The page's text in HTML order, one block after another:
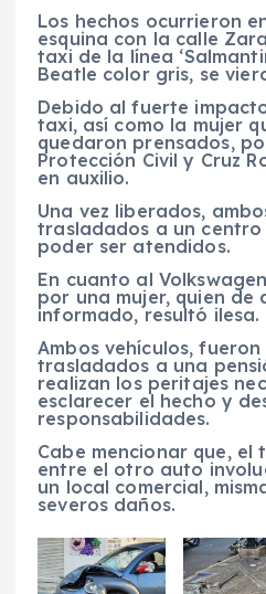
Los hechos ocurrieron
esquina con la calle
taxi de la línea
Beatle color gris, se
Debido al fuerte
taxi, así como la mujer
quedaron prensados,
Protección Civil y Cruz
en auxilio.
Una vez liberados,
trasladados a un
poder ser atendidos.
En cuanto al
por una mujer, quien de
informado, resultó ilesa.
Ambos vehículos,
trasladados a una
realizan los peritajes
esclarecer el hecho y
responsabilidades.
Cabe mencionar que, el
entre el otro auto
un local comercial,
severos daños.